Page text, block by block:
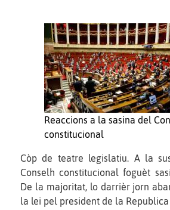
Reaccions a la sasina del
constitucional
Còp de teatre legislatiu. A la
Conselh constitucional foguèt
De la majoritat, lo darrièr jorn
la lei pel president de la Republica